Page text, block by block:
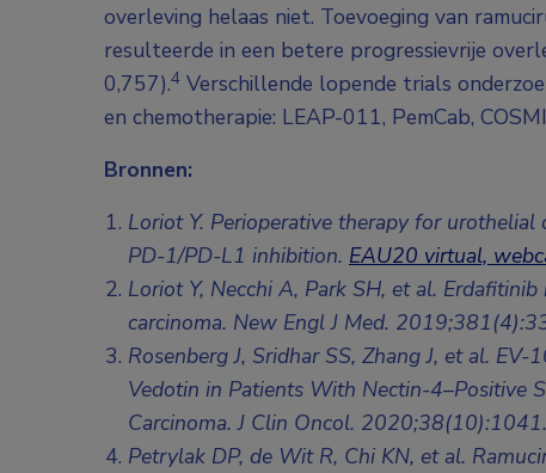
overleving helaas niet. Toevoeging van
resulteerde in een betere progressievrije
0,757).4 Verschillende lopende trials
en chemotherapie: LEAP-011, PemCab,
Bronnen:
Loriot Y. Perioperative therapy for
PD-1/PD-L1 inhibition. EAU20 virtual,
Loriot Y, Necchi A, Park SH, et al.
carcinoma. New Engl J Med.
Rosenberg J, Sridhar SS, Zhang J, et al. EV-
Vedotin in Patients With Nectin-4–Positive
Carcinoma. J Clin Oncol. 2020;38(10):1041.
Petrylak DP, de Wit R, Chi KN, et al.